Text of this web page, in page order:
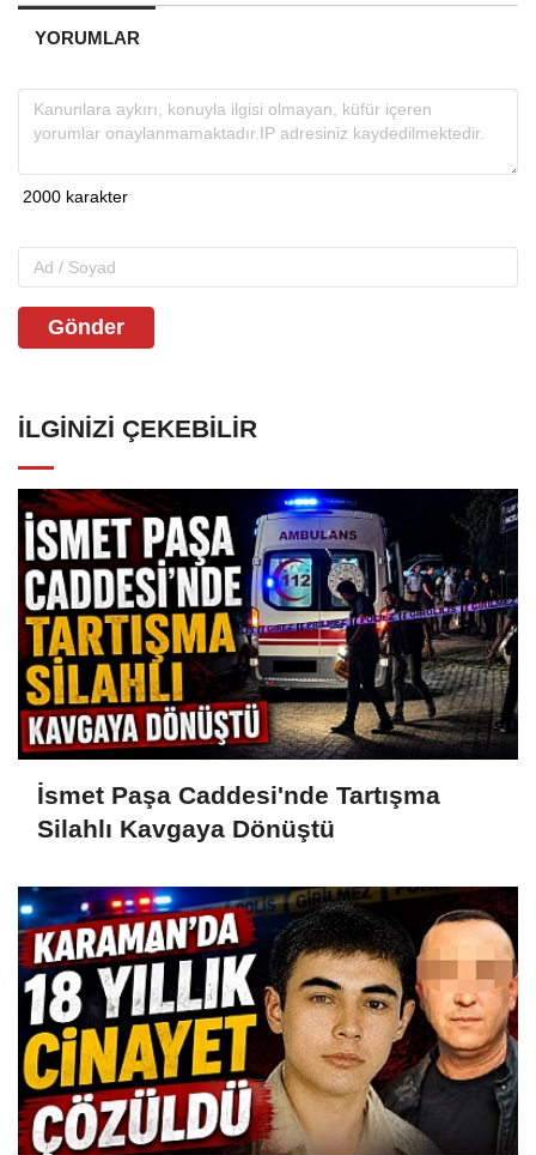
YORUMLAR
Gönder
İLGINIZI ÇEKEBILIR
İsmet Paşa Caddesi'nde Tartışma
Silahlı Kavgaya Dönüştü